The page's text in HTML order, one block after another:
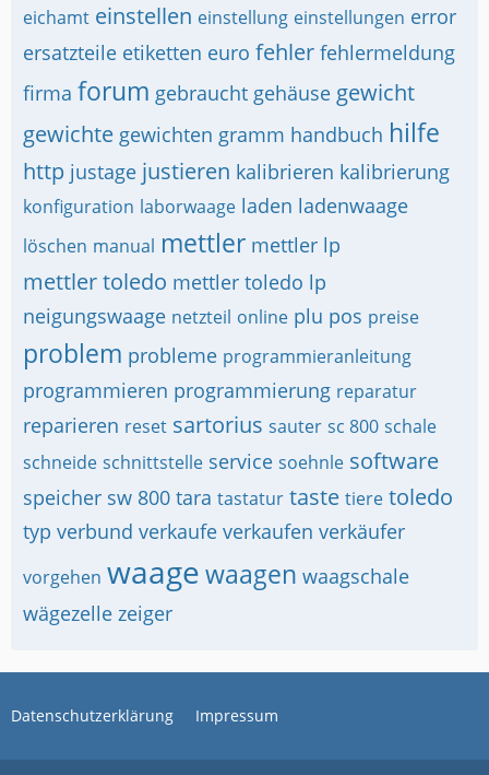
eichamt einstellen einstellung einstellungen error
ersatzteile etiketten euro fehler fehlermeldung
firma forum gebraucht gehäuse gewicht
gewichte gewichten gramm handbuch hilfe
http justage justieren kalibrieren kalibrierung
konfiguration laborwaage laden ladenwaage
löschen manual mettler mettler lp
mettler toledo mettler toledo lp
neigungswaage netzteil online plu pos preise
problem probleme programmieranleitung
programmieren programmierung reparatur
reparieren reset sartorius sauter sc 800 schale
schneide schnittstelle service soehnle software
speicher sw 800 tara tastatur taste tiere toledo
typ verbund verkaufe verkaufen verkäufer
vorgehen waagewaagen waagschale
wägezelle zeiger
Datenschutzerklärung Impressum